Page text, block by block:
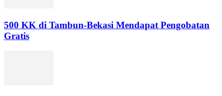
500 KK di Tambun-Bekasi Mendapat Pengobatan
Gratis